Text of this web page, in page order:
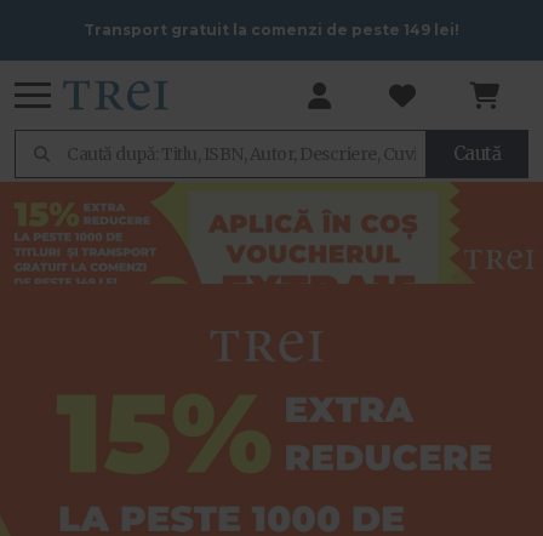
Transport gratuit la comenzi de peste 149 lei!
Caută